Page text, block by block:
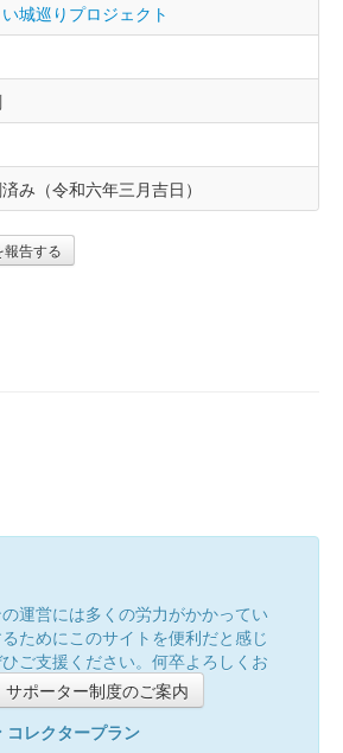
城巡りプロジェクト
み（令和六年三月吉日）
告する
運営には多くの労力がかかってい
ためにこのサイトを便利だと感じ
ご支援ください。何卒よろしくお
サポーター制度のご案内
コレクタープラン